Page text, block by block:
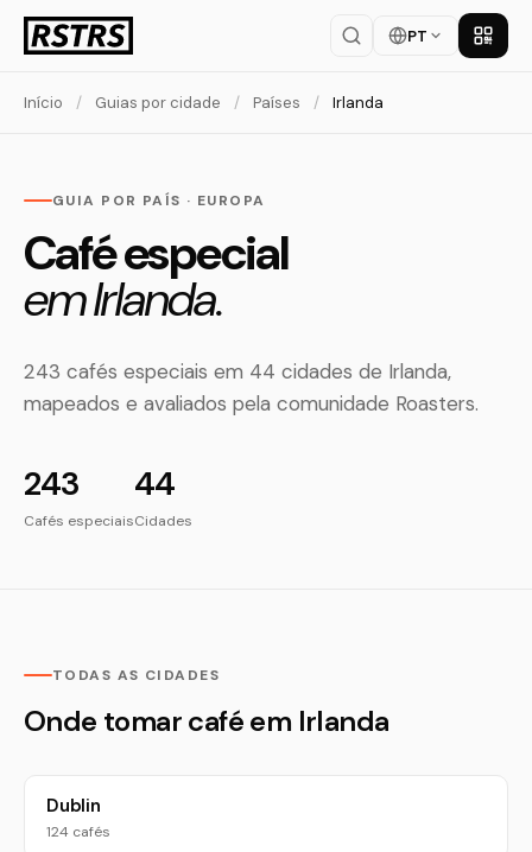
PT Baixar
Início / Guias por cidade / Países / Irlanda
GUIA POR PAÍS · EUROPA
Café especial
em Irlanda.
243 cafés especiais em 44 cidades de Irlanda,
mapeados e avaliados pela comunidade Roasters.
243
Cafés especiais
44
Cidades
TODAS AS CIDADES
Onde tomar café em Irlanda
Dublin
124 cafés